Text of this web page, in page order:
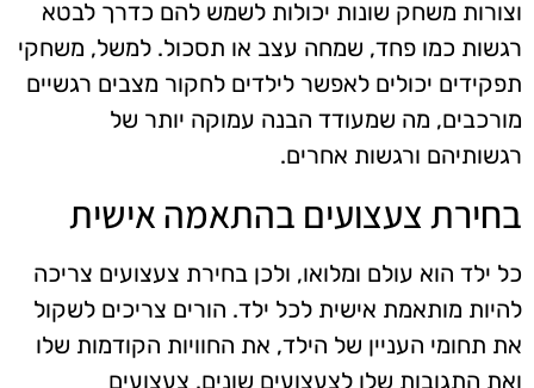
וצורות משחק שונות יכולות לשמש להם כדרך לבטא
רגשות כמו פחד, שמחה עצב או תסכול. למשל, משחקי
תפקידים יכולים לאפשר לילדים לחקור מצבים רגשיים
מורכבים, מה שמעודד הבנה עמוקה יותר של
רגשותיהם ורגשות אחרים.
בחירת צעצועים בהתאמה אישית
כל ילד הוא עולם ומלואו, ולכן בחירת צעצועים צריכה
להיות מותאמת אישית לכל ילד. הורים צריכים לשקול
את תחומי העניין של הילד, את החוויות הקודמות שלו
ואת התגובות שלו לצעצועים שונים. צעצועים